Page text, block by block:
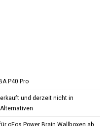
P40 Pro
und derzeit nicht in
cFos Power Brain Wallboxen ab